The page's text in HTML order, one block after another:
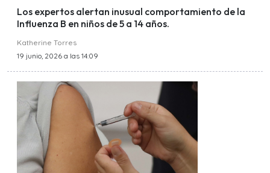
Los expertos alertan inusual comportamiento de la
Influenza B en niños de 5 a 14 años.
Katherine Torres
19 junio, 2026 a las 14:09